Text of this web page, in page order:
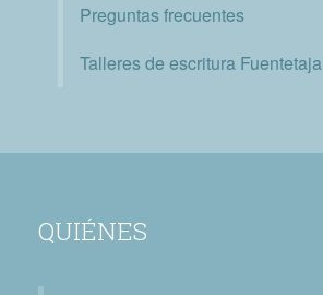
Preguntas frecuentes
Talleres de escritura Fuentetaja
QUIÉNES